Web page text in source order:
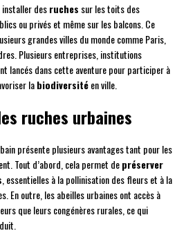
installer desruches sur les toits des
ou privés et même sur les balcons. Ce
grandes villes du monde comme Paris,
Plusieurs entreprises, institutions
lancés dans cette aventure pour participer à
labiodiversitéen ville.
ruches urbaines
présente plusieurs avantages tant pour les
Tout d’abord, cela permet depréserver
, essentielles à la pollinisation des fleurs et à la
En outre, les abeilles urbaines ont accès à
que leurs congénères rurales, ce qui